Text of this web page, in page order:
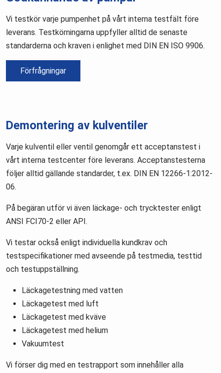
Vi testkör varje pumpenhet på vårt interna testfält före
leverans. Testkörningarna uppfyller alltid de senaste
standarderna och kraven i enlighet med DIN EN ISO 9906.
Förfrågningar
Demontering av kulventiler
Varje kulventil eller ventil genomgår ett acceptanstest i
vårt interna testcenter före leverans. Acceptanstesterna
följer alltid gällande standarder, t.ex. DIN EN 12266-1:2012-
06.
På begäran utför vi även läckage- och trycktester enligt
ANSI FCI70-2 eller API.
Vi testar också enligt individuella kundkrav och
testspecifikationer med avseende på testmedia, testtid
och testuppställning.
Läckagetestning med vatten
Läckagetest med luft
Läckagetest med kväve
Läckagetest med helium
Vakuumtest
Vi förser dig med en testrapport som innehåller alla